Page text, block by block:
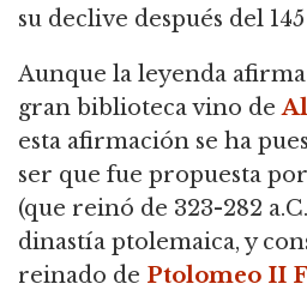
su declive después del 145
Aunque la leyenda
gran biblioteca vino de
esta afirmación se ha
ser que fue propuesta por
(que reinó de 323-282
dinastía ptolemaica, y
reinado de Ptolomeo II